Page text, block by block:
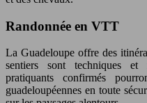
Randonnée en VTT
La Guadeloupe offre des
sentiers sont techniques
pratiquants confirmés
guadeloupéennes en toute